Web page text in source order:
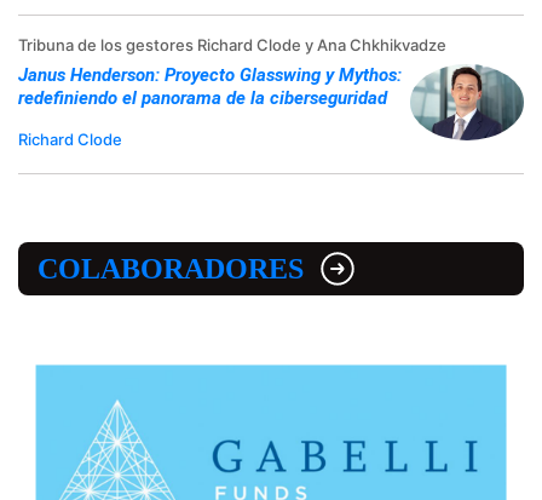
Tribuna de los gestores Richard Clode y Ana Chkhikvadze
Janus Henderson: Proyecto Glasswing y Mythos:
redefiniendo el panorama de la ciberseguridad
Richard Clode
COLABORADORES